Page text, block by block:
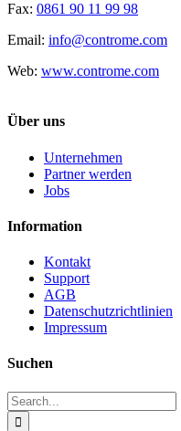
Fax: 0861 90 11 99 98
Email: info@controme.com
Web: www.controme.com
Über uns
Unternehmen
Partner werden
Jobs
Information
Kontakt
Support
AGB
Datenschutzrichtlinien
Impressum
Suchen
Search
for: